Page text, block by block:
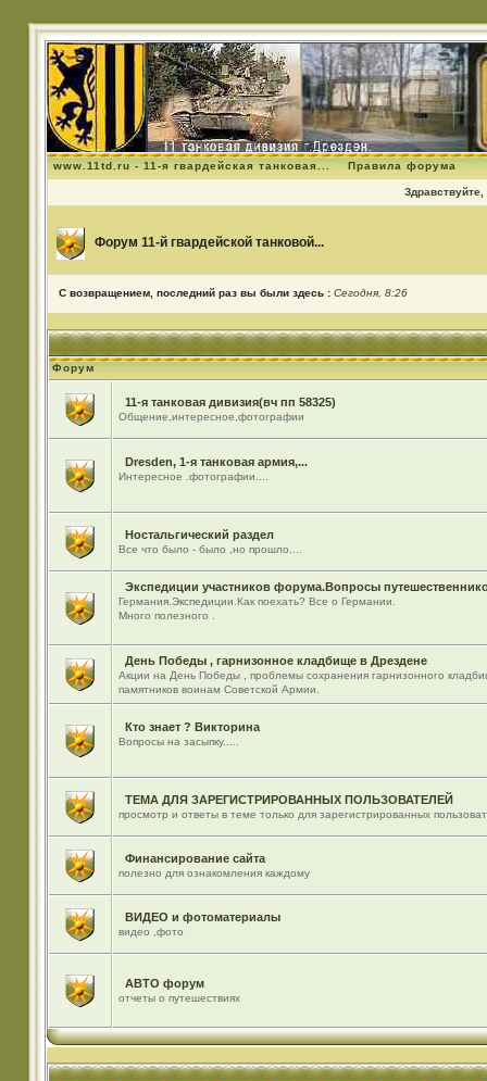
www.11td.ru - 11-я гвардейская танковая... Правила форума
Здравствуйте,
Форум 11-й гвардейской танковой...
С возвращением, последний раз вы были здесь : Сегодня, 8:26
Форум
11-я танковая дивизия(вч пп 58325)
Общение,интересное,фотографии
Dresden, 1-я танковая армия,...
Интересное .фотографии....
Ностальгический раздел
Все что было - было ,но прошло....
Экспедиции участников форума.Вопросы
Германия.Экспедиции.Как поехать? Все о Германии.
Много полезного .
День Победы , гарнизонное кладбище в Дрездене
Акции на День Победы , проблемы сохранения гарнизонного
памятников воинам Советской Армии.
Кто знает ? Викторина
Вопросы на засыпку.....
ТЕМА ДЛЯ ЗАРЕГИСТРИРОВАННЫХ ПОЛЬЗОВАТЕЛЕЙ
просмотр и ответы в теме только для зарегистрированных
Финансирование сайта
полезно для ознакомления каждому
ВИДЕО и фотоматериалы
видео ,фото
АВТО форум
отчеты о путешествиях